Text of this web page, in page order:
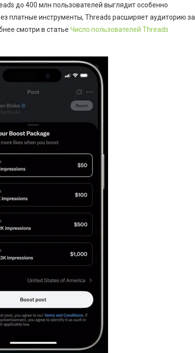
до 400 млн пользователей выглядит особенно
платные инструменты, Threads расширяет аудиторию за
смотри в статье Число пользователей Threads